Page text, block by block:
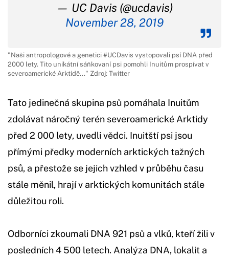
— UC Davis (@ucdavis)
November 28, 2019
"Naši antropologové a genetici #UCDavis vystopovali psí DNA před
2000 lety. Tito unikátní sáňkovaní psi pomohli Inuitům prospívat v
severoamerické Arktidě..." Zdroj: Twitter
Tato jedinečná skupina psů pomáhala Inuitům
zdolávat náročný terén severoamerické Arktidy
před 2 000 lety, uvedli vědci. Inuitští psi jsou
přímými předky moderních arktických tažných
psů, a přestože se jejich vzhled v průběhu času
stále měnil, hrají v arktických komunitách stále
důležitou roli.
Odborníci zkoumali DNA 921 psů a vlků, kteří žili v
posledních 4 500 letech. Analýza DNA, lokalit a